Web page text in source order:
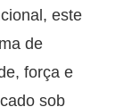
este
de
força e
sob